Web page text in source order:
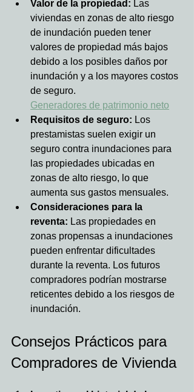
Valor de la propiedad: Las
viviendas en zonas de alto riesgo
de inundación pueden tener
valores de propiedad más bajos
debido a los posibles daños por
inundación y a los mayores costos
de seguro.
Generadores de patrimonio neto
Requisitos de seguro: Los
prestamistas suelen exigir un
seguro contra inundaciones para
las propiedades ubicadas en
zonas de alto riesgo, lo que
aumenta sus gastos mensuales.
Consideraciones para la
reventa: Las propiedades en
zonas propensas a inundaciones
pueden enfrentar dificultades
durante la reventa. Los futuros
compradores podrían mostrarse
reticentes debido a los riesgos de
inundación.
Consejos Prácticos para
Compradores de Vivienda